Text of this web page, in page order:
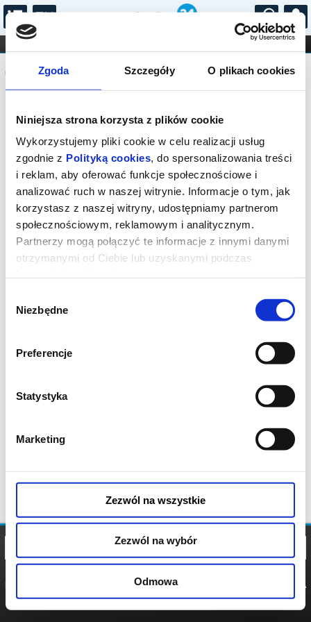
Zgoda Szczegóły O plikach cookies
Niniejsza strona korzysta z plików cookie
Wykorzystujemy pliki cookie w celu realizacji usług
zgodnie z Polityką cookies, do spersonalizowania treści
i reklam, aby oferować funkcje społecznościowe i
analizować ruch w naszej witrynie. Informacje o tym, jak
korzystasz z naszej witryny, udostępniamy partnerom
społecznościowym, reklamowym i analitycznym.
Partnerzy mogą połączyć te informacje z innymi danymi
otrzymanymi od Ciebie lub uzyskanymi podczas
zgody
Niezbędne
Preferencje
Statystyka
Marketing
Zezwól na wszystkie
Zezwól na wybór
Odmowa
...
FILHARMONIA OPERA I BALET
STAND-UP
DLA DZIECI
Komunikat
Sprzedaż biletów on-line na wydarzenie
została zakończona.
POLITYKA
POLITYKA